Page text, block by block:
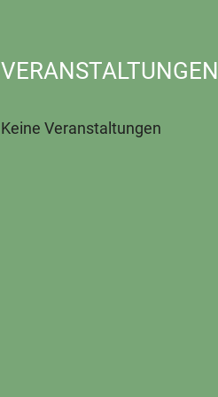
VERANSTALTUNGEN
Keine Veranstaltungen